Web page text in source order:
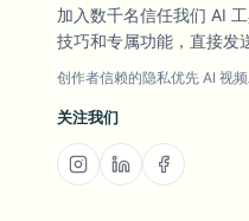
加入数千名信任我们 AI
技巧和专属功能，直接发
创作者信赖的隐私优先 AI 视
关注我们